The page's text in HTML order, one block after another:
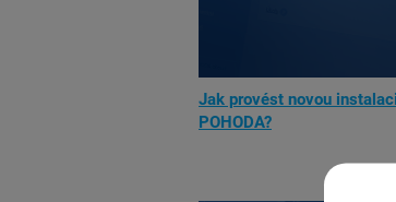
Jak provést novou
POHODA?